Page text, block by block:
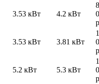
3.53 кВт 4.2 кВт
3.53 кВт 3.81 кВт
5.2 кВт 5.3 кВт